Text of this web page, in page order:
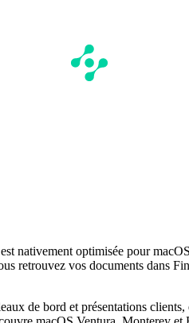
nativement optimisée pour
retrouvez vos documents dans
de bord et présentations